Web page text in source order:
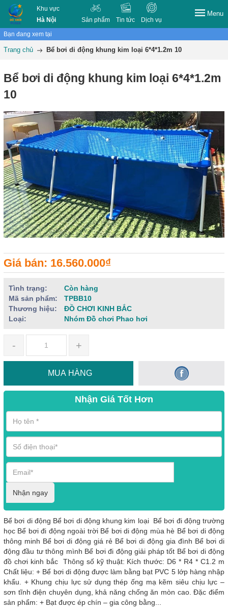
Khu vực
Hà Nội
Sản phẩm Tin tức Dịch vụ
Menu
Bạn đang xem tại
Trang chủ Bể bơi di động khung kim loại 6*4*1.2m 10
Bể bơi di động khung kim loại 6*4*1.2m
10
Giá bán: 16.560.000₫
Tình trạng:
Còn hàng
Mã sản phẩm:
TPBB10
Thương hiệu:
ĐỒ CHƠI KINH BẮC
Loại:
Nhóm Đồ chơi Phao hơi
- +
MUA HÀNG
Nhận Giá Tốt Hơn
Nhận ngay
Bể bơi di động Bể bơi di động khung kim loại Bể bơi đi động trường
học Bể bơi đi động ngoài trời Bể bơi di động mùa hè Bể bơi di động
thông minh Bể bơi di động giá rẻ Bể bơi di động gia đình Bể bơi di
động đầu tư thông mình Bể bơi đi động giải pháp tốt Bể bơi di động
đồ chơi kinh bắc Thông số kỹ thuật: Kích thước: D6 * R4 * C1.2 m
Chất liệu: + Bể bơi di động được làm bằng bạt PVC 5 lớp hàng nhập
khẩu. + Khung chịu lực sử dụng thép ống mạ kẽm siêu chịu lực –
sơn tĩnh điện chuyên dụng, khả năng chống ăn mòn cao. Đặc điểm
sản phẩm: + Bạt được ép chín – gia công bằng...